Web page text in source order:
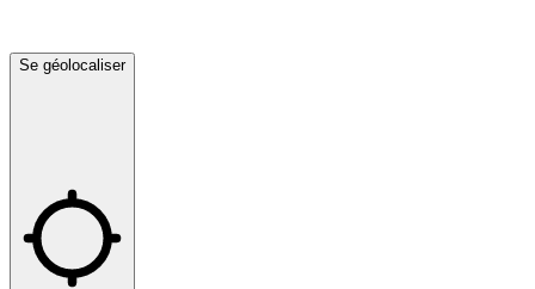
Se géolocaliser